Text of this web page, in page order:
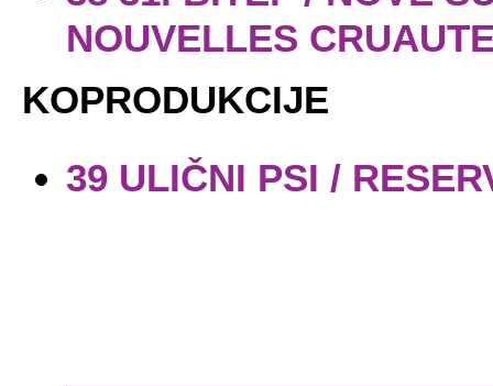
NOUVELLES
KOPRODUKCIJE
39 ULIČNI PSI /